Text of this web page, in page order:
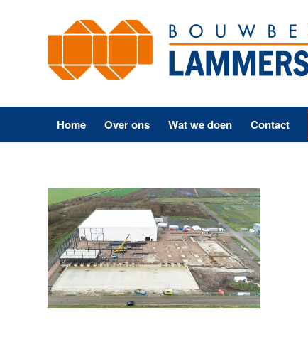
Home Over ons Wat we doen Contact